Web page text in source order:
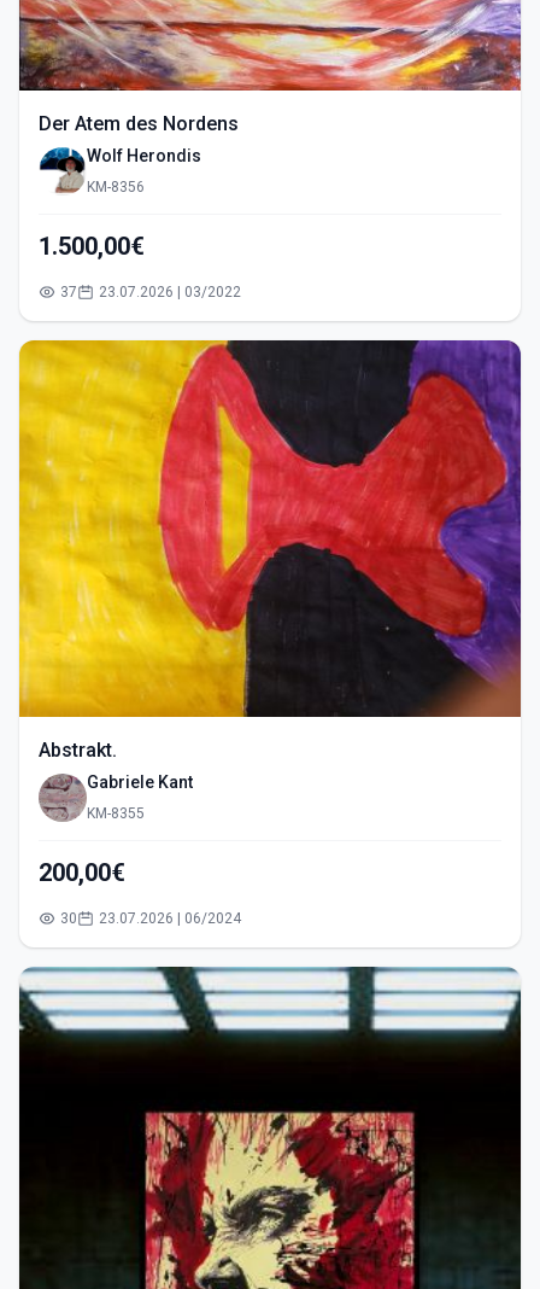
Der Atem des Nordens
Wolf Herondis
KM-8356
1.500,00€
37 23.07.2026 | 03/2022
Abstrakt.
Gabriele Kant
KM-8355
200,00€
30 23.07.2026 | 06/2024